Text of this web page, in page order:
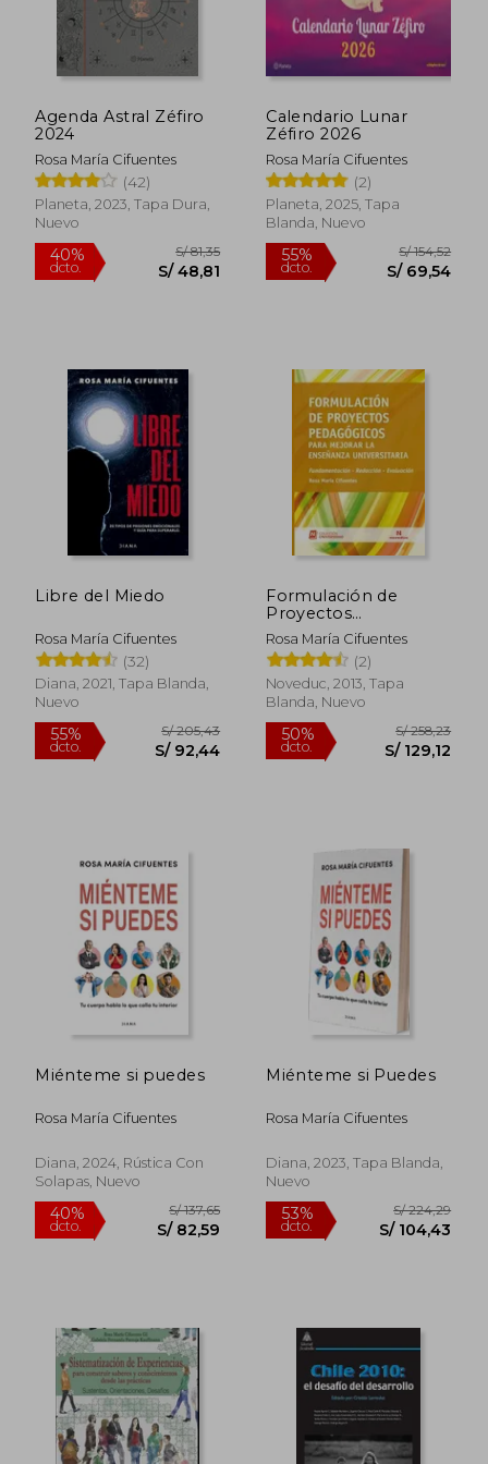
35%
dcto. S/ 45,44
20%
dcto.
35% S/ 69,90 35%
Agenda Astral Zéfiro
2024
Rosa María Cifuentes
(42)
Planeta, 2023, Tapa Dura,
Nuevo
dcto. S/ 48,81
Calendario Lunar
Zéfiro 2026
Rosa María Cifuentes
(2)
Planeta, 2025, Tapa
Blanda, Nuevo
dcto.
Libre del Miedo
Rosa María Cifuentes
(32)
Diana, 2021, Tapa Blanda,
Nuevo
Formulación de
Proyectos
Pedagógicos Para
Mejorar la Enseñanza
Universitaria
Rosa María Cifuentes
(2)
Noveduc, 2013, Tapa
Blanda, Nuevo
Miénteme si puedes
Rosa María Cifuentes
Diana, 2024, Rústica Con
Solapas, Nuevo
Miénteme si Puedes
Rosa María Cifuentes
Diana, 2023, Tapa Blanda,
Nuevo